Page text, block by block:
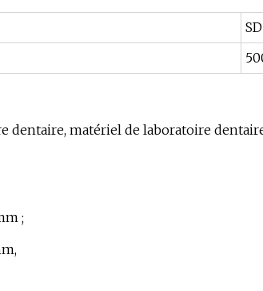
dentaire, matériel de laboratoire
;